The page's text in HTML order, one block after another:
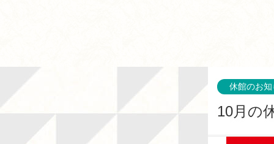
休館のお知
10月の